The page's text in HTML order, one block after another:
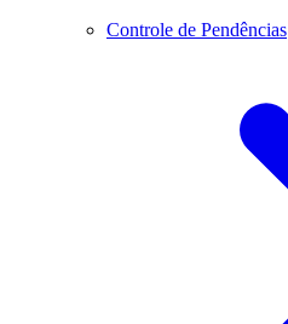
Controle de Pendências